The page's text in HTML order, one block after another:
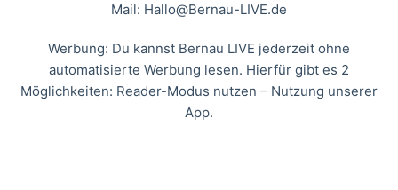
Mail: Hallo@Bernau-LIVE.de
Werbung: Du kannst Bernau LIVE jederzeit ohne
automatisierte Werbung lesen. Hierfür gibt es 2
Möglichkeiten: Reader-Modus nutzen – Nutzung unserer
App.